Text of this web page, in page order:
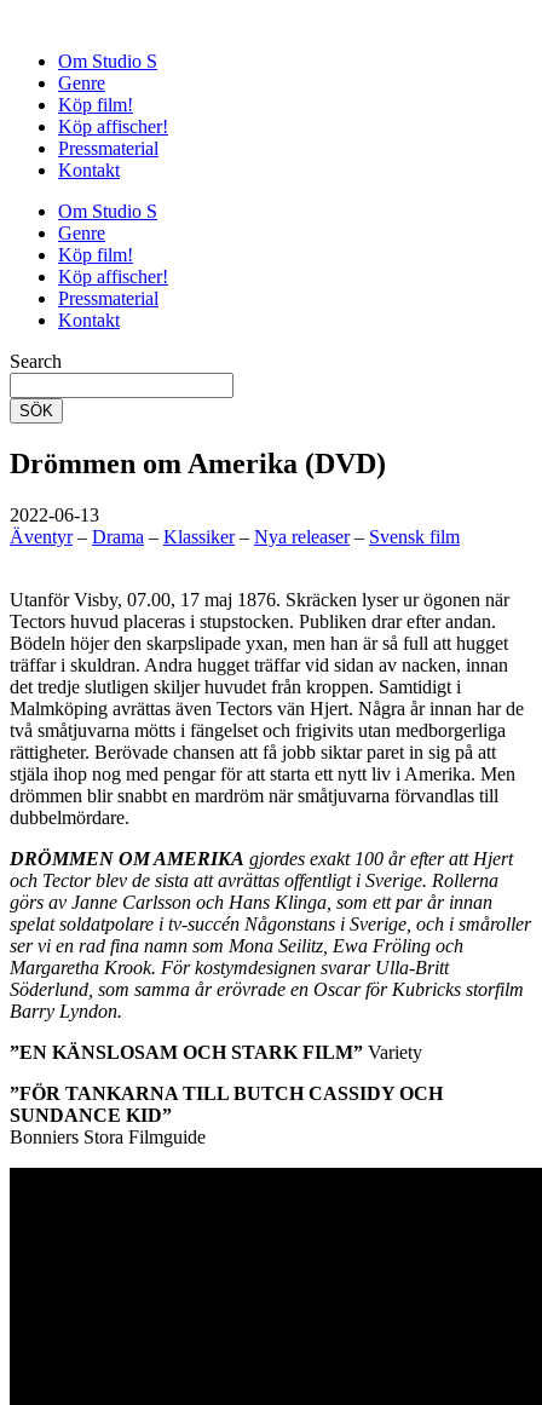
Om Studio S
Genre
Köp film!
Köp affischer!
Pressmaterial
Kontakt
Om Studio S
Genre
Köp film!
Köp affischer!
Pressmaterial
Kontakt
Search
SÖK
Drömmen om Amerika (DVD)
2022-06-13
Äventyr– Drama – Klassiker– Nya releaser– Svensk film
Utanför Visby, 07.00, 17 maj 1876. Skräcken lyser ur ögonen när
Tectors huvud placeras i stupstocken. Publiken drar efter andan.
Bödeln höjer den skarpslipade yxan, men han är så full att hugget
träffar i skuldran. Andra hugget träffar vid sidan av nacken, innan
det tredje slutligen skiljer huvudet från kroppen. Samtidigt i
Malmköping avrättas även Tectors vän Hjert. Några år innan har de
två småtjuvarna mötts i fängelset och frigivits utan medborgerliga
rättigheter. Berövade chansen att få jobb siktar paret in sig på att
stjäla ihop nog med pengar för att starta ett nytt liv i Amerika. Men
drömmen blir snabbt en mardröm när småtjuvarna förvandlas till
dubbelmördare.
DRÖMMEN OM AMERIKA gjordes exakt 100 år efter att Hjert
och Tector blev de sista att avrättas offentligt i Sverige. Rollerna
görs av Janne Carlsson och Hans Klinga, som ett par år innan
spelat soldatpolare i tv-succén Någonstans i Sverige, och i småroller
ser vi en rad fina namn som Mona Seilitz, Ewa Fröling och
Margaretha Krook. För kostymdesignen svarar Ulla-Britt
Söderlund, som samma år erövrade en Oscar för Kubricks storfilm
Barry Lyndon.
”EN KÄNSLOSAM OCH STARK FILM” Variety
”FÖR TANKARNA TILL BUTCH CASSIDY OCH
SUNDANCE KID”
Bonniers Stora Filmguide